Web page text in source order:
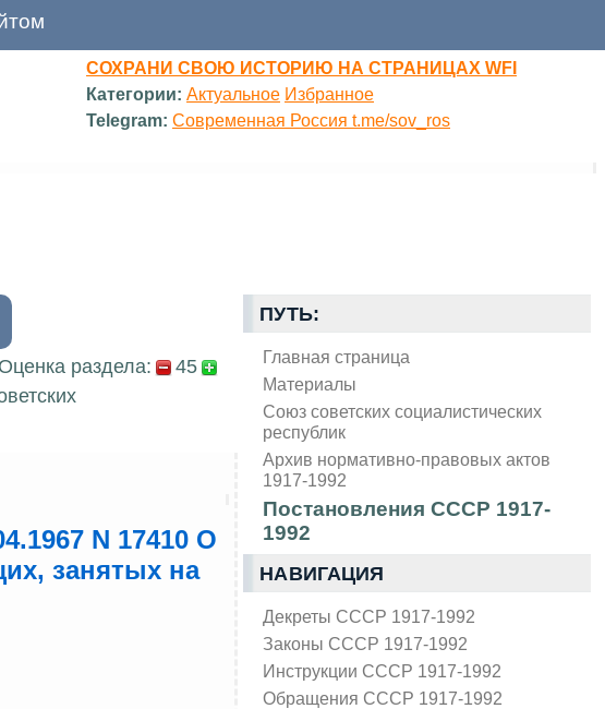
СОХРАНИ СВОЮ ИСТОРИЮ НА СТРАНИЦАХ WFI
Категории: Актуальное Избранное
Telegram: Современная Россия t.me/sov_ros
ПУТЬ:
Главная страница
Материалы
Союз советских социалистических
республик
Архив нормативно-правовых актов
1917-1992
Постановления СССР 1917-
1992
НАВИГАЦИЯ
Декреты СССР 1917-1992
Законы СССР 1917-1992
Инструкции СССР 1917-1992
Обращения СССР 1917-1992
Оценка раздела:
45
N 17410 О
занятых на